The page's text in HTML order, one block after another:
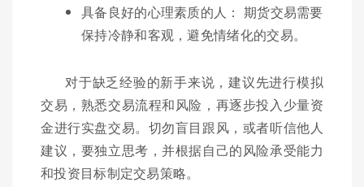
具备良好的心理素质的人： 期货交易需要
保持冷静和客观，避免情绪化的交易。
对于缺乏经验的新手来说，建议先进行模拟
交易，熟悉交易流程和风险，再逐步投入少量资
金进行实盘交易。切勿盲目跟风，或者听信他人
建议，要独立思考，并根据自己的风险承受能力
和投资目标制定交易策略。